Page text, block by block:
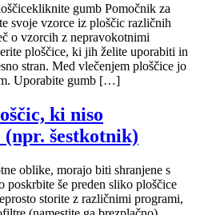
gumb Pomočnik za
svoje vzorce iz ploščic različnih
o vzorcih z nepravokotnimi
ploščice, ki jih želite uporabiti in
stran. Med vlečenjem ploščice jo
Uporabite gumb […]
ki niso
šestkotnik)
oblike, morajo biti shranjene s
poskrbite še preden sliko ploščice
storite z različnimi programi,